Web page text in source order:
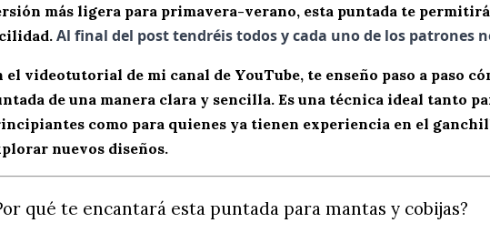
más ligera para primavera-verano, esta puntada te
Al final del post tendréis todos y cada uno de los patrones
el videotutorial de mi canal de YouTube, te enseño paso a paso
de una manera clara y sencilla. Es una técnica ideal tanto
como para quienes ya tienen experiencia en el
nuevos diseños.
qué te encantará esta puntada para mantas y cobijas?